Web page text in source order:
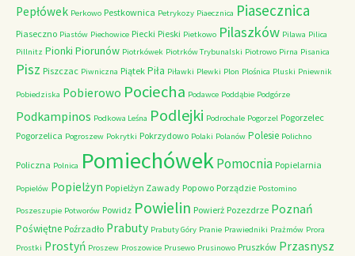
Pepłówek Perkowo Pestkownica Petrykozy Piaecznica Piasecznica
Piaseczno Piastów Piechowice Piecki Pieski Pietkowo Pilaszków Pilawa Pilica
Pillnitz Pionki Piorunów Piotrkówek Piotrków Trybunalski Piotrowo Pirna Pisanica
Pisz Piszczac Piwniczna Piątek Piła Piławki Plewki Plon Plośnica Pluski Pniewnik
Pobiedziska Pobierowo Pociecha Podawce Poddąbie Podgórze
Podkampinos Podkowa Leśna Podlejki Podrochale Pogorzel Pogorzelec
Pogorzelica Pogroszew Pokrytki Pokrzydowo Polaki Polanów Polesie Polichno
Policzna Polnica PomiechówekPomocnia Popielarnia
Popielów Popielżyn Popielżyn Zawady Popowo Porządzie Postomino
Poszeszupie Potworów Powidz Powielin Powierż Pozezdrze Poznań
Poświętne Poźrzadło Prabuty Prabuty Góry Pranie Prawiedniki Prażmów Prora
Prostki Prostyń Proszew Proszowice Prusewo Prusinowo Pruszków Przasnysz